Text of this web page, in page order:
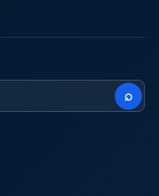
⌕